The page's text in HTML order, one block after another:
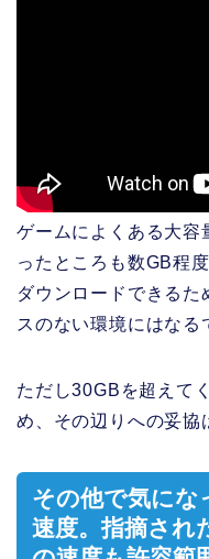
ゲームによくある大容
ったところも数GB程
ダウンロードできるた
スのない環境にはなる
ただし30GBを超えて
め、その辺りへの妥協
その他で気にな
速度。指摘され